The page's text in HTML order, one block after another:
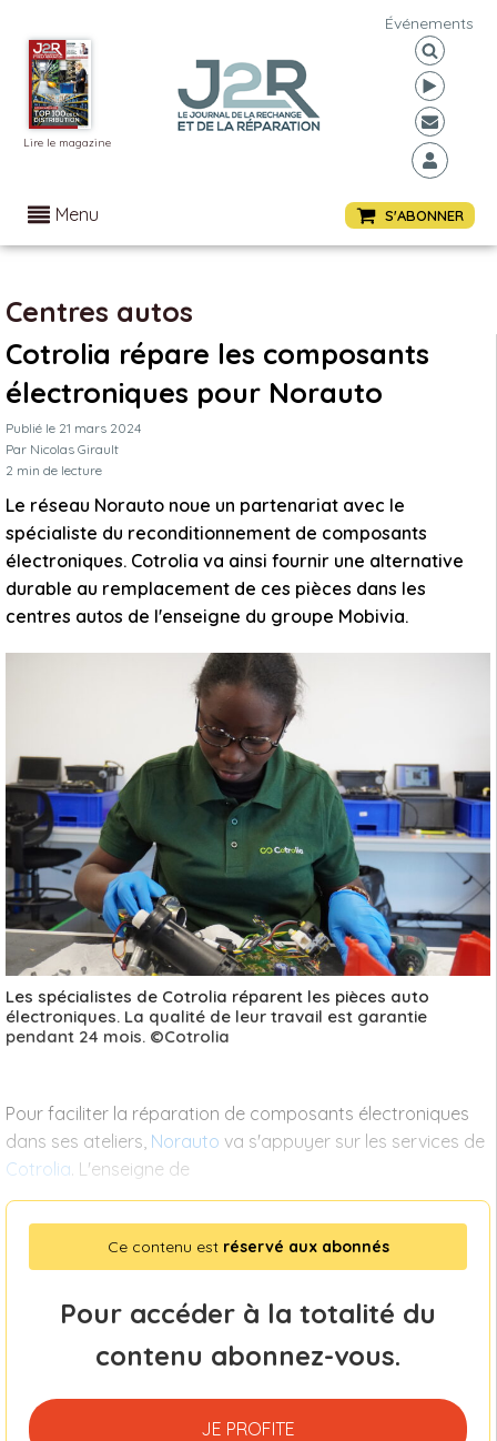
Lire le magazine
Événements
Menu S'ABONNER
Centres autos
Cotrolia répare les composants
électroniques pour Norauto
Publié le 21 mars 2024
Par Nicolas Girault
2 min de lecture
Le réseau Norauto noue un partenariat avec le
spécialiste du reconditionnement de composants
électroniques. Cotrolia va ainsi fournir une alternative
durable au remplacement de ces pièces dans les
centres autos de l'enseigne du groupe Mobivia.
Les spécialistes de Cotrolia réparent les pièces auto
électroniques. La qualité de leur travail est garantie
pendant 24 mois. ©Cotrolia
Pour faciliter la réparation de composants électroniques
dans ses ateliers, Norauto va s'appuyer sur les services de
Cotrolia. L'enseigne de
Ce contenu est réservé aux abonnés
Pour accéder à la totalité du
contenu abonnez-vous.
JE PROFITE